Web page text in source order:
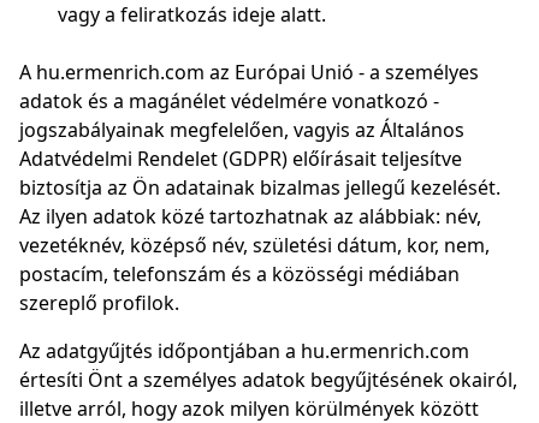
vagy a feliratkozás ideje alatt.
A hu.ermenrich.com az Európai Unió - a személyes
adatok és a magánélet védelmére vonatkozó -
jogszabályainak megfelelően, vagyis az Általános
Adatvédelmi Rendelet (GDPR) előírásait teljesítve
biztosítja az Ön adatainak bizalmas jellegű kezelését.
Az ilyen adatok közé tartozhatnak az alábbiak: név,
vezetéknév, középső név, születési dátum, kor, nem,
postacím, telefonszám és a közösségi médiában
szereplő profilok.
Az adatgyűjtés időpontjában a hu.ermenrich.com
értesíti Önt a személyes adatok begyűjtésének okairól,
illetve arról, hogy azok milyen körülmények között